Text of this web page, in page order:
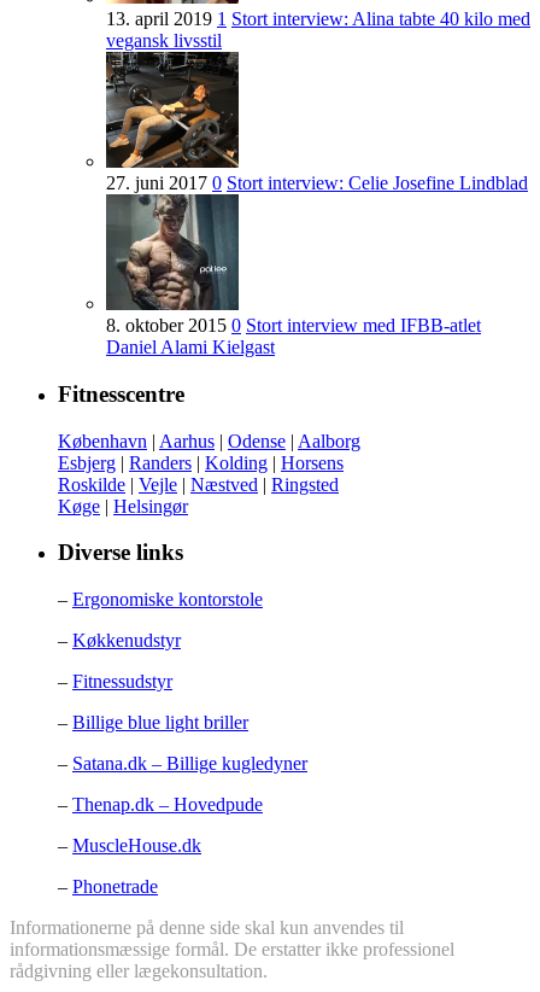
13. april 2019 1 Stort interview: Alina tabte 40 kilo med
vegansk livsstil
27. juni 2017 0 Stort interview: Celie Josefine Lindblad
8. oktober 2015 0 Stort interview med IFBB-atlet
Daniel Alami Kielgast
Fitnesscentre
København | Aarhus | Odense | Aalborg
Esbjerg | Randers | Kolding | Horsens
Roskilde | Vejle | Næstved | Ringsted
Køge | Helsingør
Diverse links
– Ergonomiske kontorstole
– Køkkenudstyr
– Fitnessudstyr
– Billige blue light briller
– Satana.dk – Billige kugledyner
– Thenap.dk – Hovedpude
– MuscleHouse.dk
– Phonetrade
Informationerne på denne side skal kun anvendes til
informationsmæssige formål. De erstatter ikke professionel
rådgivning eller lægekonsultation.